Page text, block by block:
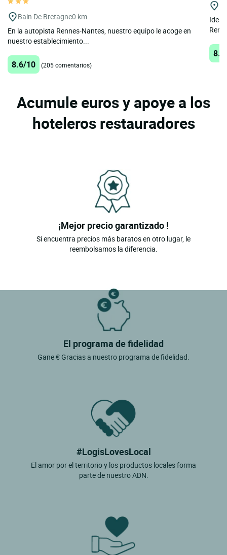
Bain De Bretagne0 km
En la autopista Rennes-Nantes, nuestro equipo le acoge en
nuestro establecimiento...
8.6/10 (205 comentarios)
Acumule euros y apoye a los
hoteleros restauradores
¡Mejor precio garantizado !
Si encuentra precios más baratos en otro lugar, le
reembolsamos la diferencia.
El programa de fidelidad
Gane € Gracias a nuestro programa de fidelidad.
#LogisLovesLocal
El amor por el territorio y los productos locales forma
parte de nuestro ADN.